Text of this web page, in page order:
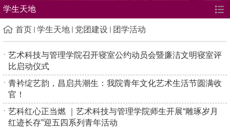
学生天地
首页 学生天地 党团建设 团学活动
艺术科技与管理学院召开寝室公约动员会暨廉洁文明寝室评
比启动仪式
青衿绽艺韵，昌启共潮生：我院青年文化艺术生活节圆满收
官！
艺科红心正当燃 ｜艺术科技与管理学院师生开展“雕琢岁月
红迹长存”迎五四系列青年活动